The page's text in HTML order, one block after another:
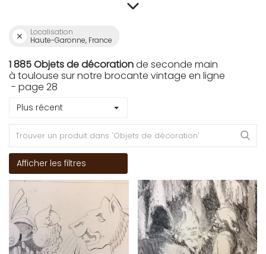
Localisation
Haute-Garonne, France
1 885 Objets de décorationde seconde main
à toulouse sur notre brocante vintage en ligne
- page 28
Plus récent
Afficher les filtres